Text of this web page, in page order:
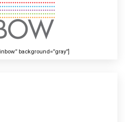
background=”gray”]